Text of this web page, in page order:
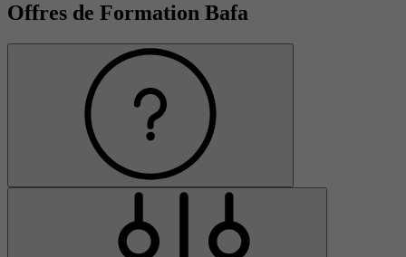
Offres de Formation Bafa